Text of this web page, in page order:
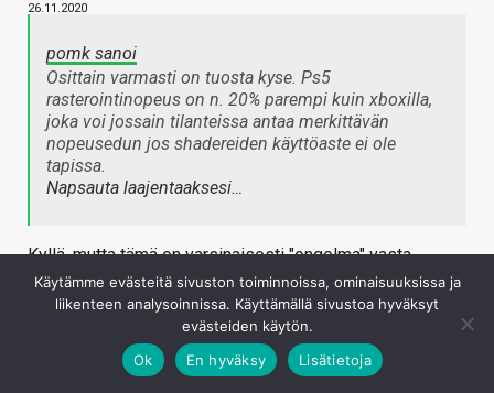
26.11.2020
pomk sanoi
Osittain varmasti on tuosta kyse. Ps5
rasterointinopeus on n. 20% parempi kuin xboxilla,
joka voi jossain tilanteissa antaa merkittävän
nopeusedun jos shadereiden käyttöaste ei ole
tapissa.
Napsauta laajentaaksesi…
Kyllä, mutta tämä on varsinaisesti "ongelma" vasta
nVidian RTX 3000-sarjalla kun puhutaan 1080p ja 1440p
resoista. Noilla konsoleiden näyttiksillä ei pitäisi helpolla
syntyä tälläistä tilannetta, kuten noista 6800 ja 6800XT
testeistä voi silmällä nähdä. 1080p ovat 72CU ja 60CU
Käytämme evästeitä sivuston toiminnoissa, ominaisuuksissa ja
liikenteen analysoinnissa. Käyttämällä sivustoa hyväksyt
evästeiden käytön.
Ok
En hyväksy Lisätietoja